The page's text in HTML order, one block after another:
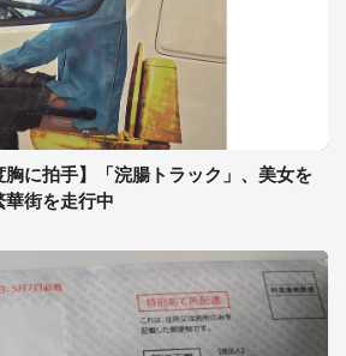
胸に拍手】「浣腸トラック」、美女を
街を走行中